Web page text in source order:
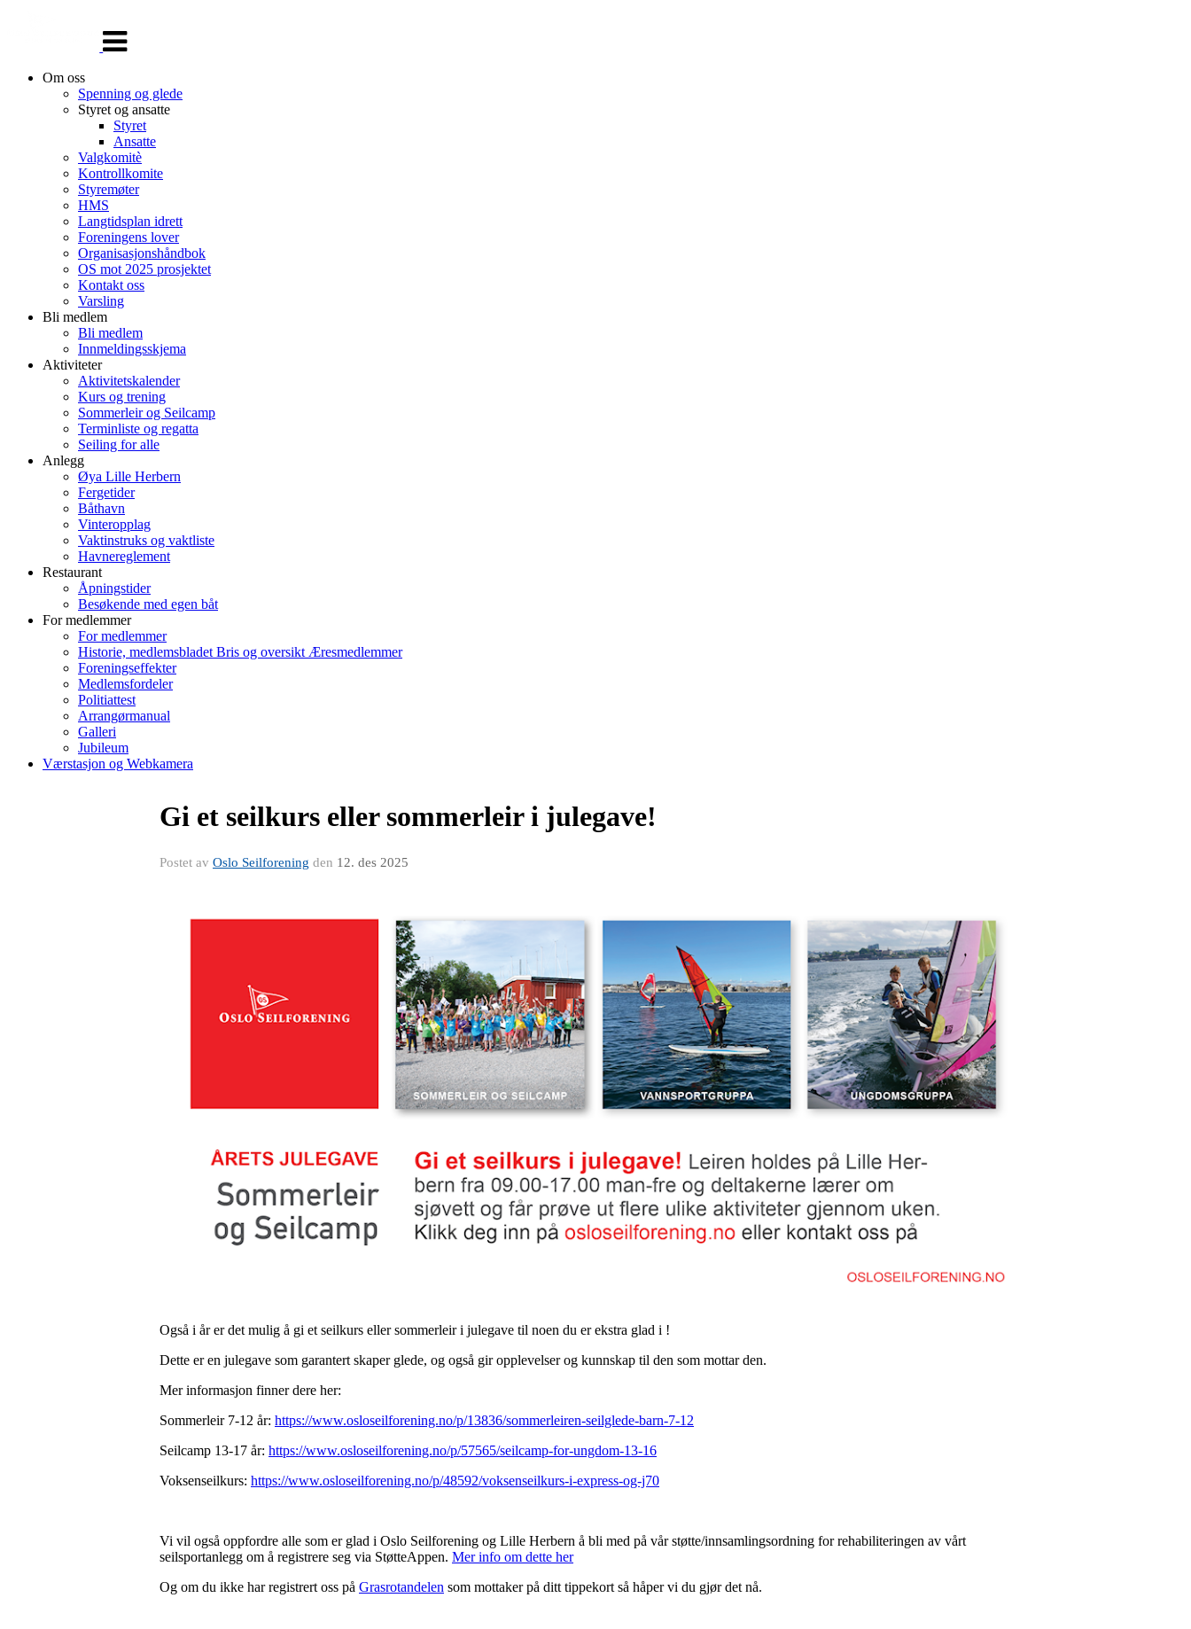
navigasjon
Om oss
Spenning og glede
Styret og ansatte
Styret
Ansatte
Valgkomitè
Kontrollkomite
Styremøter
HMS
Langtidsplan idrett
Foreningens lover
Organisasjonshåndbok
OS mot 2025 prosjektet
Kontakt oss
Varsling
Bli medlem
Bli medlem
Innmeldingsskjema
Aktiviteter
Aktivitetskalender
Kurs og trening
Sommerleir og Seilcamp
Terminliste og regatta
Seiling for alle
Anlegg
Øya Lille Herbern
Fergetider
Båthavn
Vinteropplag
Vaktinstruks og vaktliste
Havnereglement
Restaurant
Åpningstider
Besøkende med egen båt
For medlemmer
For medlemmer
Historie, medlemsbladet Bris og oversikt Æresmedlemmer
Foreningseffekter
Medlemsfordeler
Politiattest
Arrangørmanual
Galleri
Jubileum
Værstasjon og Webkamera
Gi et seilkurs eller sommerleir i julegave!
Postet av Oslo Seilforening den 12. des 2025
Også i år er det mulig å gi et seilkurs eller sommerleir i julegave til noen du er ekstra glad i !
Dette er en julegave som garantert skaper glede, og også gir opplevelser og kunnskap til den som mottar den.
Mer informasjon finner dere her:
Sommerleir 7-12 år: https://www.osloseilforening.no/p/13836/sommerleiren-seilglede-barn-7-12
Seilcamp 13-17 år: https://www.osloseilforening.no/p/57565/seilcamp-for-ungdom-13-16
Voksenseilkurs: https://www.osloseilforening.no/p/48592/voksenseilkurs-i-express-og-j70
Vi vil også oppfordre alle som er glad i Oslo Seilforening og Lille Herbern å bli med på vår støtte/innsamlingsordning for rehabiliteringen av vårt
seilsportanlegg om å registrere seg via StøtteAppen. Mer info om dette her
Og om du ikke har registrert oss på Grasrotandelen som mottaker på ditt tippekort så håper vi du gjør det nå.